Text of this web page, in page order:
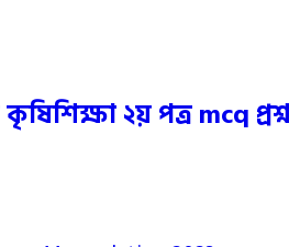
২য় পত্র mcq